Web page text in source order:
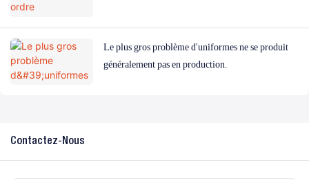
Le plus gros problème d'uniformes ne se produit
généralement pas en production.
Contactez-Nous